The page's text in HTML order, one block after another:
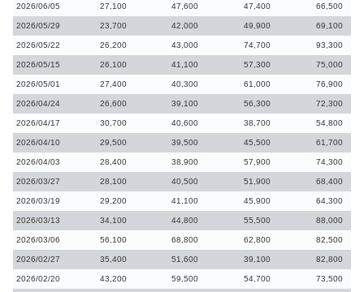
2026/06/05 27,100 47,600 47,400 66,500
2026/05/29 23,700 42,000 49,900 69,100
2026/05/22 26,200 43,000 74,700 93,300
2026/05/15 26,100 41,100 57,300 75,000
2026/05/01 27,400 40,300 61,000 76,900
2026/04/24 26,600 39,100 56,300 72,300
2026/04/17 30,700 40,600 38,700 54,800
2026/04/10 29,500 39,500 45,500 61,700
2026/04/03 28,400 38,900 57,900 74,300
2026/03/27 28,100 40,500 51,900 68,400
2026/03/19 29,200 41,100 45,900 64,300
2026/03/13 34,100 44,800 55,500 88,000
2026/03/06 56,100 68,800 62,800 82,500
2026/02/27 35,400 51,600 39,100 82,800
2026/02/20 43,200 59,500 54,700 73,500